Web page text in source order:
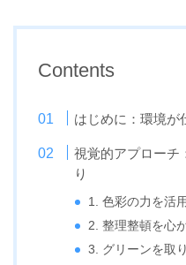
Contents
はじめに：環境が
視覚的アプローチ
り
1. 色彩の力を活
2. 整理整頓を心
3. グリーンを取